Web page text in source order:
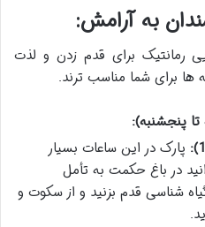
به آرامش:
رمانتیک برای قدم زدن و لذت
ها برای شما مناسب ترند.
پنجشنبه):
پارک در این ساعات بسیار
در باغ حکمت به تأمل
گیاه شناسی قدم بزنید و از سکوت و